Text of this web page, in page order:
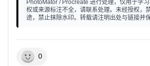
PhotoMator / Procreate 进行处理，仅用于学
权或来源标注不全，请联系处理。未经授权，
途，禁止抹除水印。转载请注明出处与链接并
0